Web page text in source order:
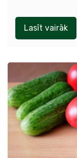
Lasīt vairāk